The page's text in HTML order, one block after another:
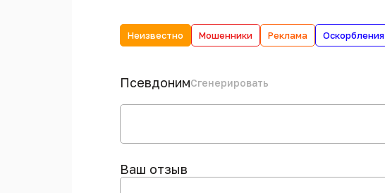
Неизвестно Мошенники Реклама Оскорбления
ПсевдонимСгенерировать
Ваш отзыв